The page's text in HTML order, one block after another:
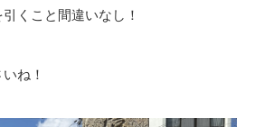
くこと間違いなし！
ね！